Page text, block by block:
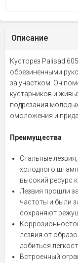
Описание
Кусторез Palisad
обрезиненными
за участком. Он
кустарников и
подрезания
омоложения и
Преимущества
Стальные
холодного
высокий ресурс
Лезвия прошли
частоты и были
сохраняют
лезвия от
добиться
Встроенный